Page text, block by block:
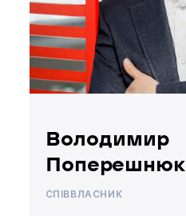
Володимир
Поперешнюк
СПІВВЛАСНИК